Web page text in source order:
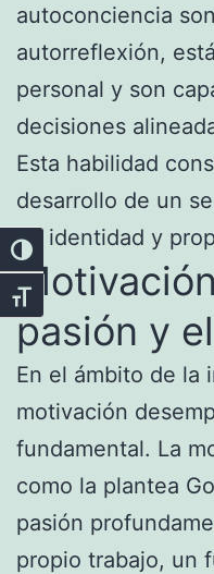
Alternar alto contraste
Alternar tamaño de letra
autoconciencia
autorreflexión,
personal y son
decisiones
Esta habilidad
desarrollo de un
de identidad y
pasión y
En el ámbito de la
motivación
fundamental. La
como la plantea
pasión
propio trabajo, un